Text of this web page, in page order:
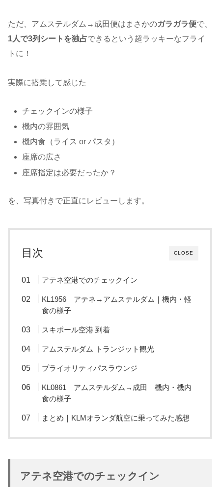
ただ、アムステルダム→成田便はまさかのガラガラ便で、
1人で3列シートを独占できるという超ラッキーなフライ
トに！
実際に搭乗して感じた
チェックインの様子
機内の雰囲気
機内食（ライス or パスタ）
座席の広さ
座席指定は必要だったか？
を、写真付きで正直にレビューします。
CLOSE
目次
アテネ空港でのチェックイン
KL1956 アテネ→アムステルダム｜機内・軽
食の様子
スキポール空港 到着
アムステルダム トランジット観光
プライオリティパスラウンジ
KL0861 アムステルダム→成田｜機内・機内
食の様子
まとめ｜KLMオランダ航空に乗ってみた感想
アテネ空港でのチェックイン